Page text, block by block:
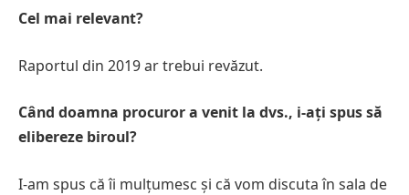
Cel mai relevant?
Raportul din 2019 ar trebui revăzut.
Când doamna procuror a venit la dvs., i-ați spus să
elibereze biroul?
I-am spus că îi mulțumesc și că vom discuta în sala de